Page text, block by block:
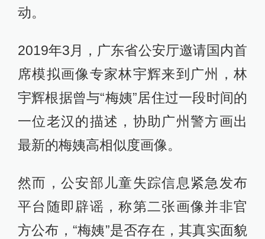
动。
2019年3月，广东省公安厅邀请国内首
席模拟画像专家林宇辉来到广州，林
宇辉根据曾与“梅姨”居住过一段时间的
一位老汉的描述，协助广州警方画出
最新的梅姨高相似度画像。
然而，公安部儿童失踪信息紧急发布
平台随即辟谣，称第二张画像并非官
方公布，“梅姨”是否存在，其真实面貌